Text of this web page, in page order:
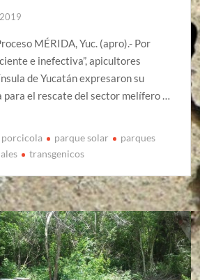
MÉRIDA, Yuc. (apro).- Por
e inefectiva”, apicultores
de Yucatán expresaron su
para el rescate del sector melífero …
porcicola parque solar
parques
transgenicos